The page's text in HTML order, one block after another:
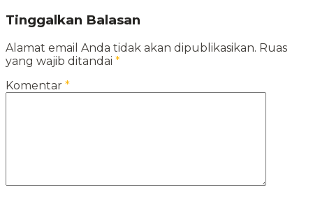
Tinggalkan Balasan
Alamat email Anda tidak akan dipublikasikan. Ruas
yang wajib ditandai *
Komentar *